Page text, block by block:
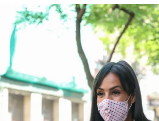
de la vicealcaldesa de Madrid, Begoña Villacís, respondiendo a los
18:04 Abrir opciones para
IA Seguir
(EUROPA PRESS) -
de Madrid, Begoña Villacís, ha
presentan a las elecciones del 4 de